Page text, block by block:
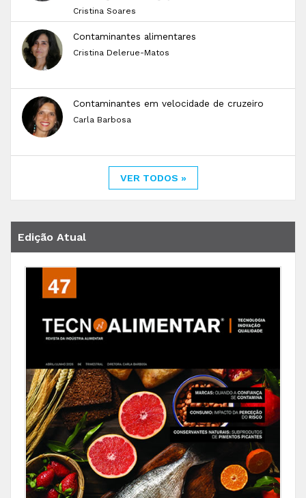
Cristina Soares
Contaminantes alimentares
Cristina Delerue-Matos
Contaminantes em velocidade de cruzeiro
Carla Barbosa
VER TODOS »
Edição Atual